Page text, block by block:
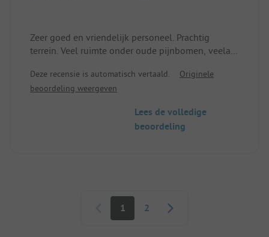
Zeer goed en vriendelijk personeel. Prachtig
terrein. Veel ruimte onder oude pijnbomen, veelal
super vriendelijke bediening. Ik kom volgend jaar
terug. Rolf uit Berlijn
Deze recensie is automatisch vertaald.
Originele
beoordeling weergeven
Lees de volledige
beoordeling
1 2